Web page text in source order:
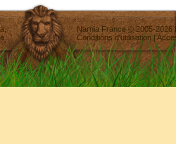
Narnia France ©2005-2026
Conditions d'utilisation|